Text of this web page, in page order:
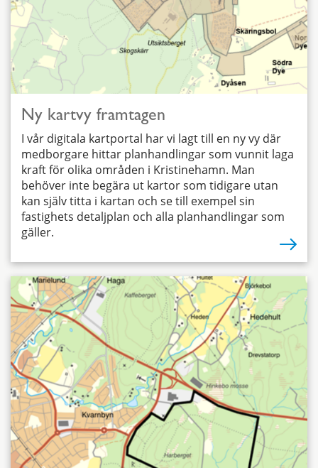
Ny kartvy framtagen
I vår digitala kartportal har vi lagt till en ny vy där
medborgare hittar planhandlingar som vunnit laga
kraft för olika områden i Kristinehamn. Man
behöver inte begära ut kartor som tidigare utan
kan själv titta i kartan och se till exempel sin
fastighets detaljplan och alla planhandlingar som
gäller.